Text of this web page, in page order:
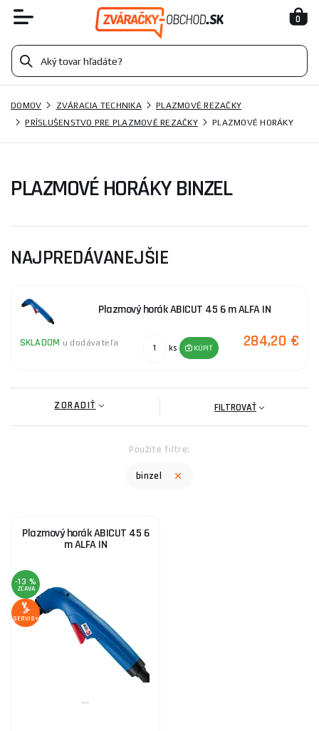
0
DOMOV ZVÁRACIA TECHNIKA
PLAZMOVÉ REZAČKY
PRÍSLUŠENSTVO PRE PLAZMOVÉ REZAČKY
PLAZMOVÉ HORÁKY
PLAZMOVÉ HORÁKY BINZEL
NAJPREDÁVANEJŠIE
Plazmový horák ABICUT 45 6 m ALFA IN
SKLADOM u dodávateľa ks KÚPIŤ 284,20 €
ZORADIŤ FILTROVAŤ
Použité filtre:
binzel
Plazmový horák ABICUT 45 6
m ALFA IN
-13 %
ZĽAVA
SERVIS+
...